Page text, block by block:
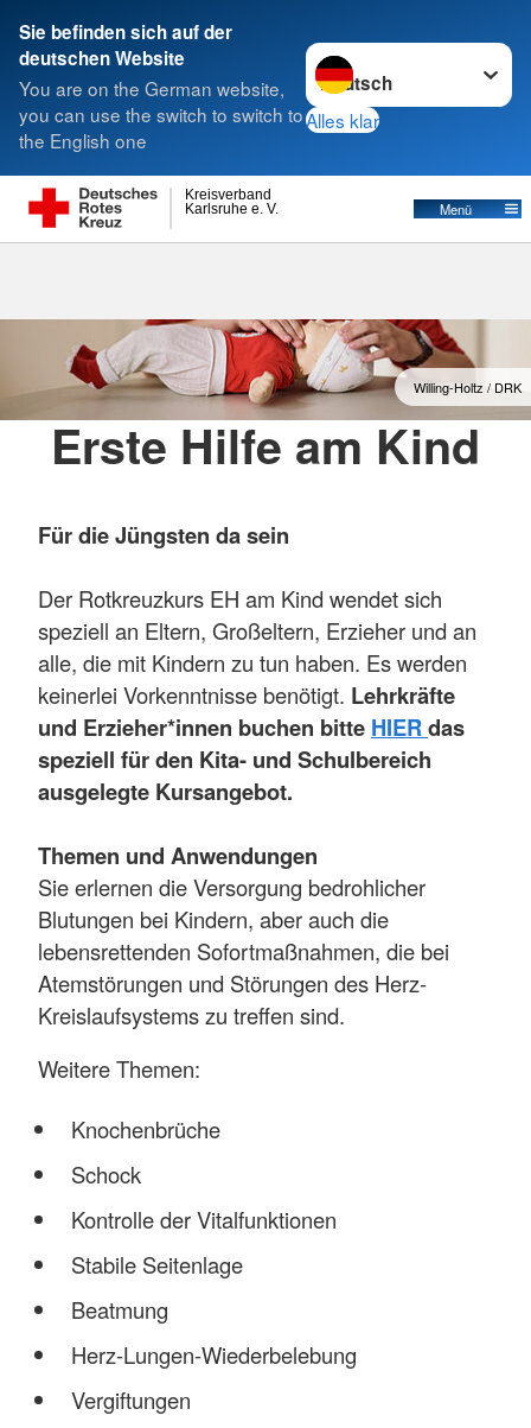
Sie befinden sich auf der
deutschen Website
You are on the German website,
you can use the switch to switch to
the English one
Sprache wechseln zu
Alles klar
Karlsruhe e. V.
Kreisverband
Menü
Suche
Erste Hilfe am Kind
Willing-Holtz / DRK
Erste Hilfe am Kind
Für die Jüngsten da sein
Der Rotkreuzkurs EH am Kind wendet sich
speziell an Eltern, Großeltern, Erzieher und an
alle, die mit Kindern zu tun haben. Es werden
keinerlei Vorkenntnisse benötigt. Lehrkräfte
und Erzieher*innen buchen bitte HIERdas
speziell für den Kita- und Schulbereich
ausgelegte Kursangebot.
Themen und Anwendungen
Sie erlernen die Versorgung bedrohlicher
Blutungen bei Kindern, aber auch die
lebensrettenden Sofortmaßnahmen, die bei
Atemstörungen und Störungen des Herz-
Kreislaufsystems zu treffen sind.
Weitere Themen:
Knochenbrüche
Schock
Kontrolle der Vitalfunktionen
Stabile Seitenlage
Beatmung
Herz-Lungen-Wiederbelebung
Vergiftungen